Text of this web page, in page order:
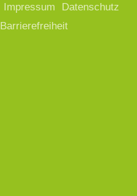
Impressum
Datenschutz
Barrierefreiheit